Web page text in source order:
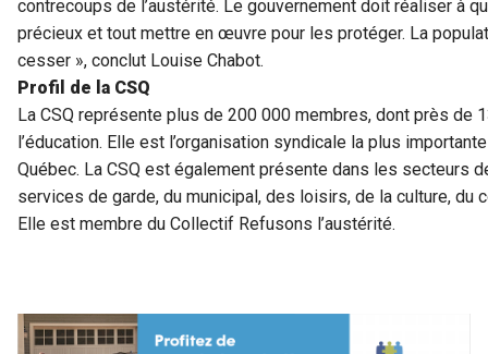
contrecoups de l’austérité. Le gouvernement doit réaliser à
précieux et tout mettre en œuvre pour les protéger. La
cesser », conclut Louise Chabot.
Profil de la CSQ
La CSQ représente plus de 200 000 membres, dont près de
l’éducation. Elle est l’organisation syndicale la plus
Québec. La CSQ est également présente dans les secteurs
services de garde, du municipal, des loisirs, de la culture, du
Elle est membre du Collectif Refusons l’austérité.